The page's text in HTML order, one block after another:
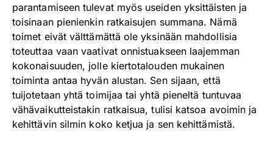
parantamiseen tulevat myös useiden yksittäisten ja
toisinaan pienienkin ratkaisujen summana. Nämä
toimet eivät välttämättä ole yksinään mahdollisia
toteuttaa vaan vaativat onnistuakseen laajemman
kokonaisuuden, jolle kiertotalouden mukainen
toiminta antaa hyvän alustan. Sen sijaan, että
tuijotetaan yhtä toimijaa tai yhtä pieneltä tuntuvaa
vähävaikutteistakin ratkaisua, tulisi katsoa avoimin ja
kehittävin silmin koko ketjua ja sen kehittämistä.